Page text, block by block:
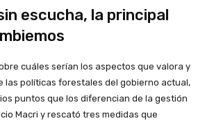
escucha, la principal
cuáles serían los aspectos que valora y
las políticas forestales del gobierno actual,
puntos que los diferencian de la gestión
Macri y rescató tres medidas que